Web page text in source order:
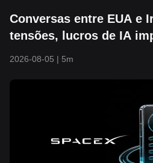
Conversas entre EUA e
tensões, lucros de IA
2026-08-05 | 5m